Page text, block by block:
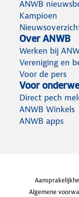
ANWB
Kampioen
Over ANWB
Werken bij
Vereniging en
Voor de pers
Voor
Direct pech
ANWB Winkels
ANWB apps
Algemene